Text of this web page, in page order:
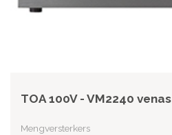
TOA 100V - VM2240 venas
Mengversterkers